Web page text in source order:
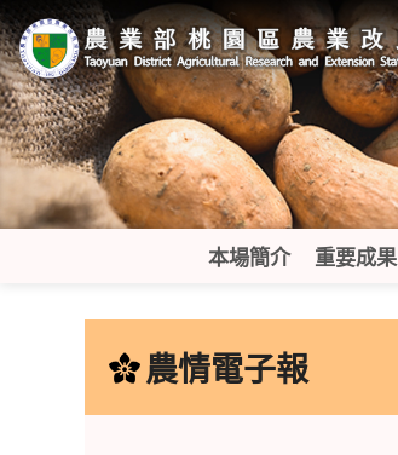
跳
到
主
要
內
容
塊
本場簡介 重要成果
農情電子報